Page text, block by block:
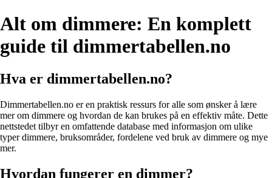
Alt om dimmere: En komplett
guide til dimmertabellen.no
Hva er dimmertabellen.no?
Dimmertabellen.no er en praktisk ressurs for alle som ønsker å lære
mer om dimmere og hvordan de kan brukes på en effektiv måte. Dette
nettstedet tilbyr en omfattende database med informasjon om ulike
typer dimmere, bruksområder, fordelene ved bruk av dimmere og mye
mer.
Hvordan fungerer en dimmer?